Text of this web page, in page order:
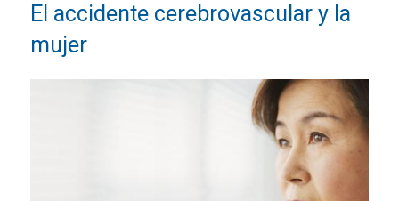
El accidente cerebrovascular y la
mujer